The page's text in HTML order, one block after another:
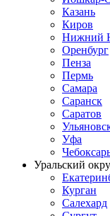
Казань
Киров
Нижний
Оренбург
Пенза
Пермь
Самара
Саранск
Саратов
Уфа
Уральский
Курган
Салехард